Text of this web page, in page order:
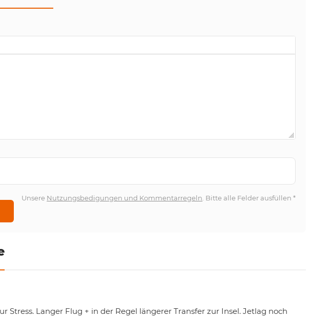
Unsere Nutzungsbedigungen und Kommentarregeln . Bitte alle Felder ausfüllen*
Stress. Langer Flug + in der Regel längerer Transfer zur Insel. Jetlag noch